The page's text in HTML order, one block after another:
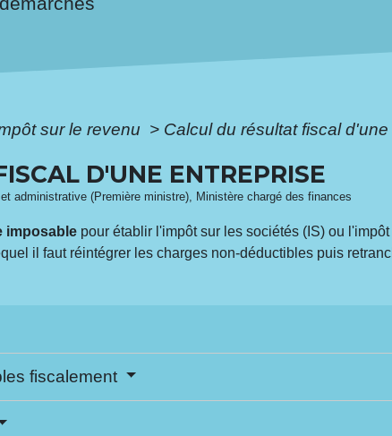
sur le revenu > Calcul du résultat fiscal
D'UNE ENTREPRISE
administrative (Première ministre), Ministère chargé des finances
imposable pour établir l'impôt sur les sociétés (IS) ou
il faut réintégrer les charges non-déductibles puis
fiscalement